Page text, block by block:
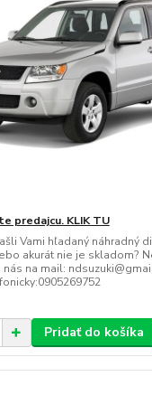
predajcu. KLIK TU
Vami hľadaný náhradný
akurát nie je skladom?
na mail:
Pridať do košíka